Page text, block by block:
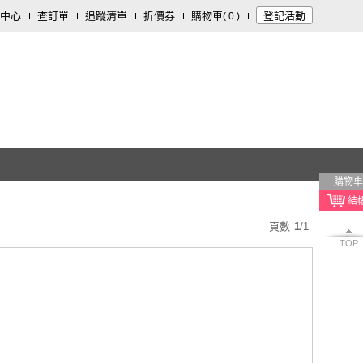
心 查訂單 追蹤清單 折價券 購物車( 0 ) 登記活動
購物車
TOP
頁數 1/1